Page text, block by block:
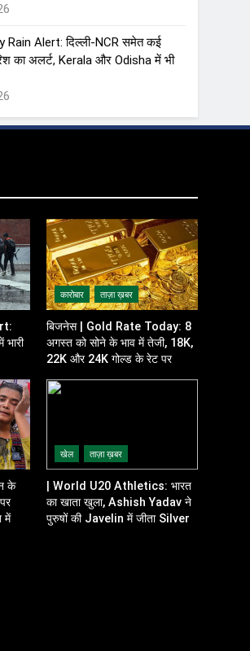
Rain Alert: दिल्ली-NCR समेत कई
का अलर्ट, Kerala और Odisha में भी
कारोबार ताज़ा ख़बर
बिजनेस | Gold Rate Today: 8
अगस्त को सोने के भाव में तेजी, 18K,
22K और 24K गोल्ड के रेट पर
के
में
खेल ताज़ा ख़बर
| World U20 Athletics: भारत
का खाता खुला, Ashish Yadav ने
पुरुषों की Javelin में जीता Silver